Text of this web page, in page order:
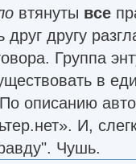
втянуты все
друг другу
Группа
в
описанию
И,
Чушь.